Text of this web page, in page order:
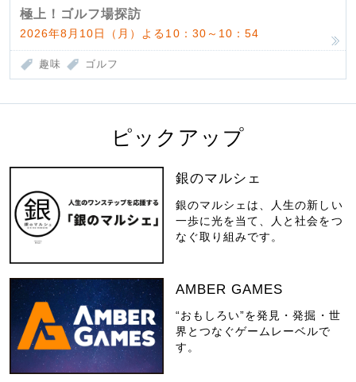
極上！ゴルフ場探訪
2026年8月10日（月）よる10：30～10：54
趣味 ゴルフ
ピックアップ
銀のマルシェ
銀のマルシェは、人生の新しい
一歩に光を当て、人と社会をつ
なぐ取り組みです。
AMBER GAMES
“おもしろい”を発見・発掘・世
界とつなぐゲームレーベルで
す。